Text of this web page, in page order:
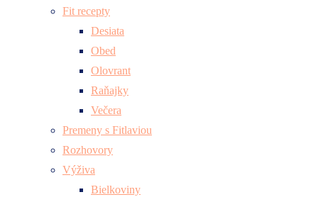
Fit recepty
Desiata
Obed
Olovrant
Raňajky
Večera
Premeny s Fitlaviou
Rozhovory
Výživa
Bielkoviny